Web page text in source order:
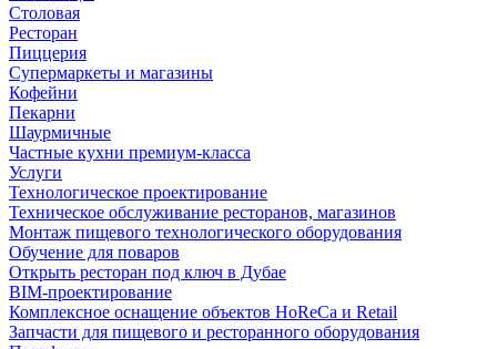
Столовая
Ресторан
Пиццерия
Супермаркеты и магазины
Кофейни
Пекарни
Шаурмичные
Частные кухни премиум-класса
Услуги
Технологическое проектирование
Техническое обслуживание ресторанов, магазинов
Монтаж пищевого технологического оборудования
Обучение для поваров
Открыть ресторан под ключ в Дубае
BIM-проектирование
Комплексное оснащение объектов HoReCa и Retail
Запчасти для пищевого и ресторанного оборудования